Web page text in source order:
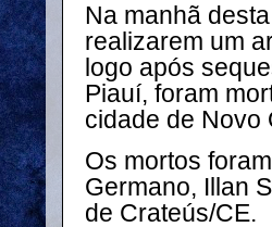
Na manhã
realizarem um
logo após
Piauí, foram
cidade de Novo
Os mortos
Germano, Illan
de Crateús/CE.